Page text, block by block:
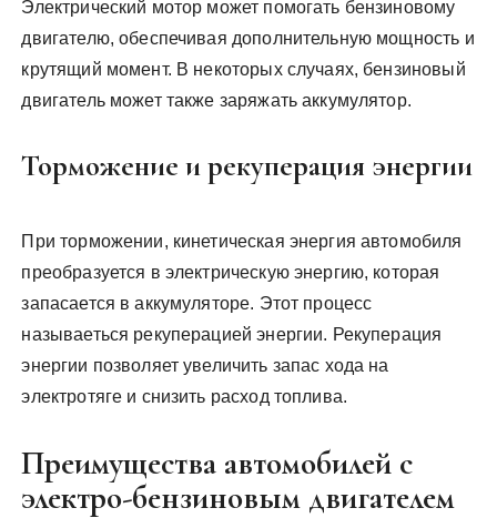
Электрический мотор может помогать бензиновому
двигателю, обеспечивая дополнительную мощность и
крутящий момент. В некоторых случаях, бензиновый
двигатель может также заряжать аккумулятор.
Торможение и рекуперация энергии
При торможении, кинетическая энергия автомобиля
преобразуется в электрическую энергию, которая
запасается в аккумуляторе. Этот процесс
называеться рекуперацией энергии. Рекуперация
энергии позволяет увеличить запас хода на
электротяге и снизить расход топлива.
Преимущества автомобилей с
электро-бензиновым двигателем